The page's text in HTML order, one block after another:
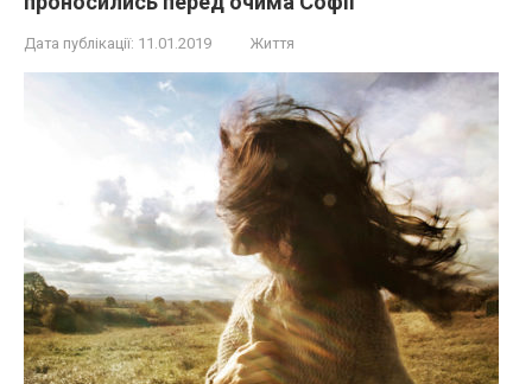
Дата публікації: 11.01.2019 Життя